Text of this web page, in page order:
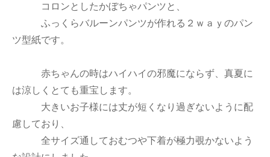
コロンとしたかぼちゃパンツと、
ふっくらバルーンパンツが作れる２ｗａｙのパン
ツ型紙です。
赤ちゃんの時はハイハイの邪魔にならず、真夏に
は涼しくとても重宝します。
大きいお子様には丈が短くなり過ぎないように配
慮しており、
全サイズ通しておむつや下着が極力覗かないよう